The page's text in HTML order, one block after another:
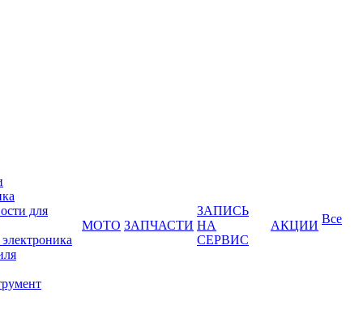
для
МОТО ЗАПЧАСТИ
ЗАПИСЬ
НА
СЕРВИС
АКЦИИ Все